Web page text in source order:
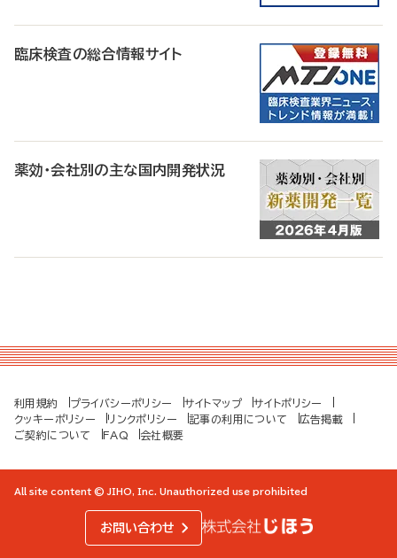
臨床検査の総合情報サイト
薬効・会社別の主な国内開発状況
利用規約 プライバシーポリシー サイトマップ
サイトポリシー
クッキーポリシー
リンクポリシー 記事の利用について
広告掲載
ご契約について
FAQ 会社概要
All site content © JIHO, Inc. Unauthorized use prohibited
お問い合わせ